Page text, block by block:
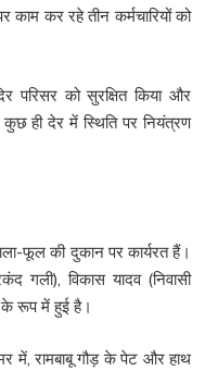
काम कर रहे तीन कर्मचारियों को
परिसर को सुरक्षित किया और
कुछ ही देर में स्थिति पर नियंत्रण
फूल की दुकान पर कार्यरत हैं।
गली), विकास यादव (निवासी
के रूप में हुई है।
में, रामबाबू गौड़ के पेट और हाथ